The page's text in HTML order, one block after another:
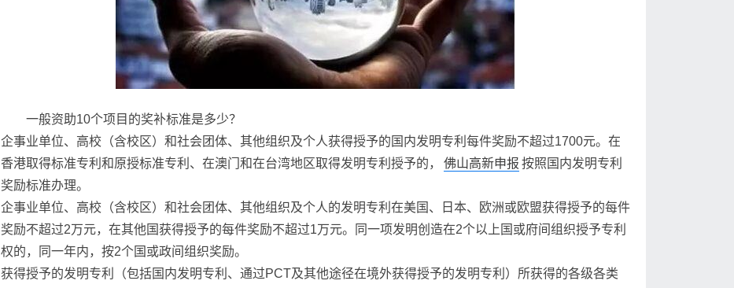
一般资助10个项目的奖补标准是多少？
企事业单位、高校（含校区）和社会团体、其他组织及个人获得授予的国内发明专利每件奖励不超过1700元。在
香港取得标准专利和原授标准专利、在澳门和在台湾地区取得发明专利授予的，
佛山高新申报 按照国内发明专利
奖励标准办理。
企事业单位、高校（含校区）和社会团体、其他组织及个人的发明专利在美国、日本、欧洲或欧盟获得授予的每件
奖励不超过2万元，在其他国获得授予的每件奖励不超过1万元。同一项发明创造在2个以上国或府间组织授予专利
权的，同一年内，按2个国或政间组织奖励。
获得授予的发明专利（包括国内发明专利、通过PCT及其他途径在境外获得授予的发明专利）所获得的各级各类